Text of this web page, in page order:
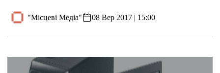
Інтерв’ю
Публікації
"Місцеві Медіа" 08 Вер 2017 | 15:00